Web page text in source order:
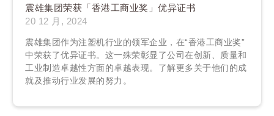
震雄集团荣获「香港工商业奖」优异证书
20 12 月, 2024
震雄集团作为注塑机行业的领军企业，在“香港工商业奖”
中荣获了优异证书。这一殊荣彰显了公司在创新、质量和
工业制造卓越性方面的卓越表现。了解更多关于他们的成
就及推动行业发展的努力。